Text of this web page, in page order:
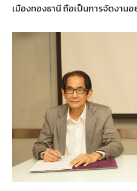
เมืองทองธานี ถือเป็นการจัดงาน